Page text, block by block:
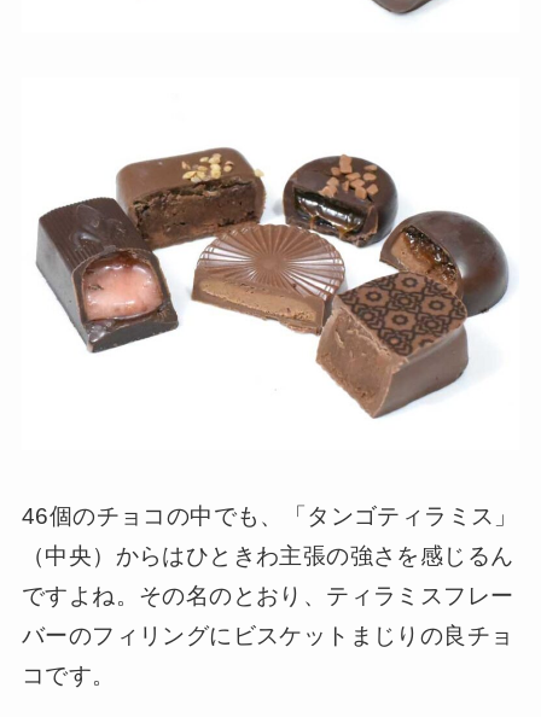
46個のチョコの中でも、「タンゴティラミス」
（中央）からはひときわ主張の強さを感じるん
ですよね。その名のとおり、ティラミスフレー
バーのフィリングにビスケットまじりの良チョ
コです。